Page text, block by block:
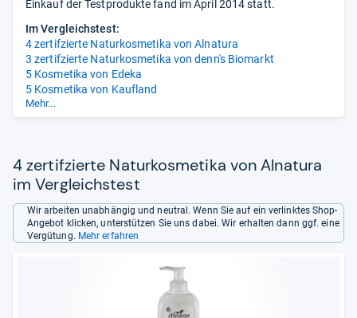
Einkauf der Testprodukte fand im April 2014 statt.
Im Vergleichstest:
4 zertifzierte Naturkosmetika von Alnatura
3 zertifzierte Naturkosmetika von denn's Biomarkt
5 Kosmetika von Edeka
5 Kosmetika von Kaufland
5 Kosmetika von Real
5 Kosmetika von Rewe
Mehr...
4 zertifzierte Naturkosmetika von Alnatura
im Vergleichstest
Wir arbeiten unabhängig und neutral. Wenn Sie auf ein verlinktes Shop-
Angebot klicken, unterstützen Sie uns dabei. Wir erhalten dann ggf. eine
Vergütung. Mehr erfahren